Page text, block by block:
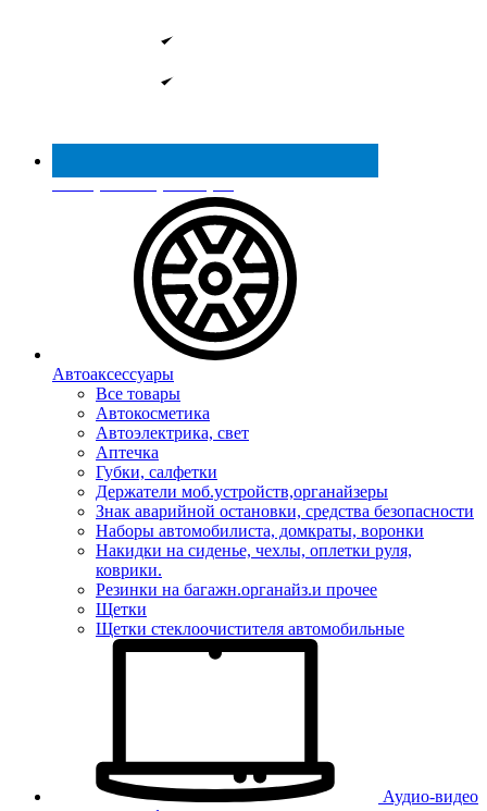
Реестр МинПромТорга
Автоаксессуары
Все товары
Автокосметика
Автоэлектрика, свет
Аптечка
Губки, салфетки
Держатели моб.устройств,органайзеры
Знак аварийной остановки, средства безопасности
Наборы автомобилиста, домкраты, воронки
Накидки на сиденье, чехлы, оплетки руля,
коврики.
Резинки на багажн.органайз.и прочее
Щетки
Щетки стеклоочистителя автомобильные
Аудио-видео